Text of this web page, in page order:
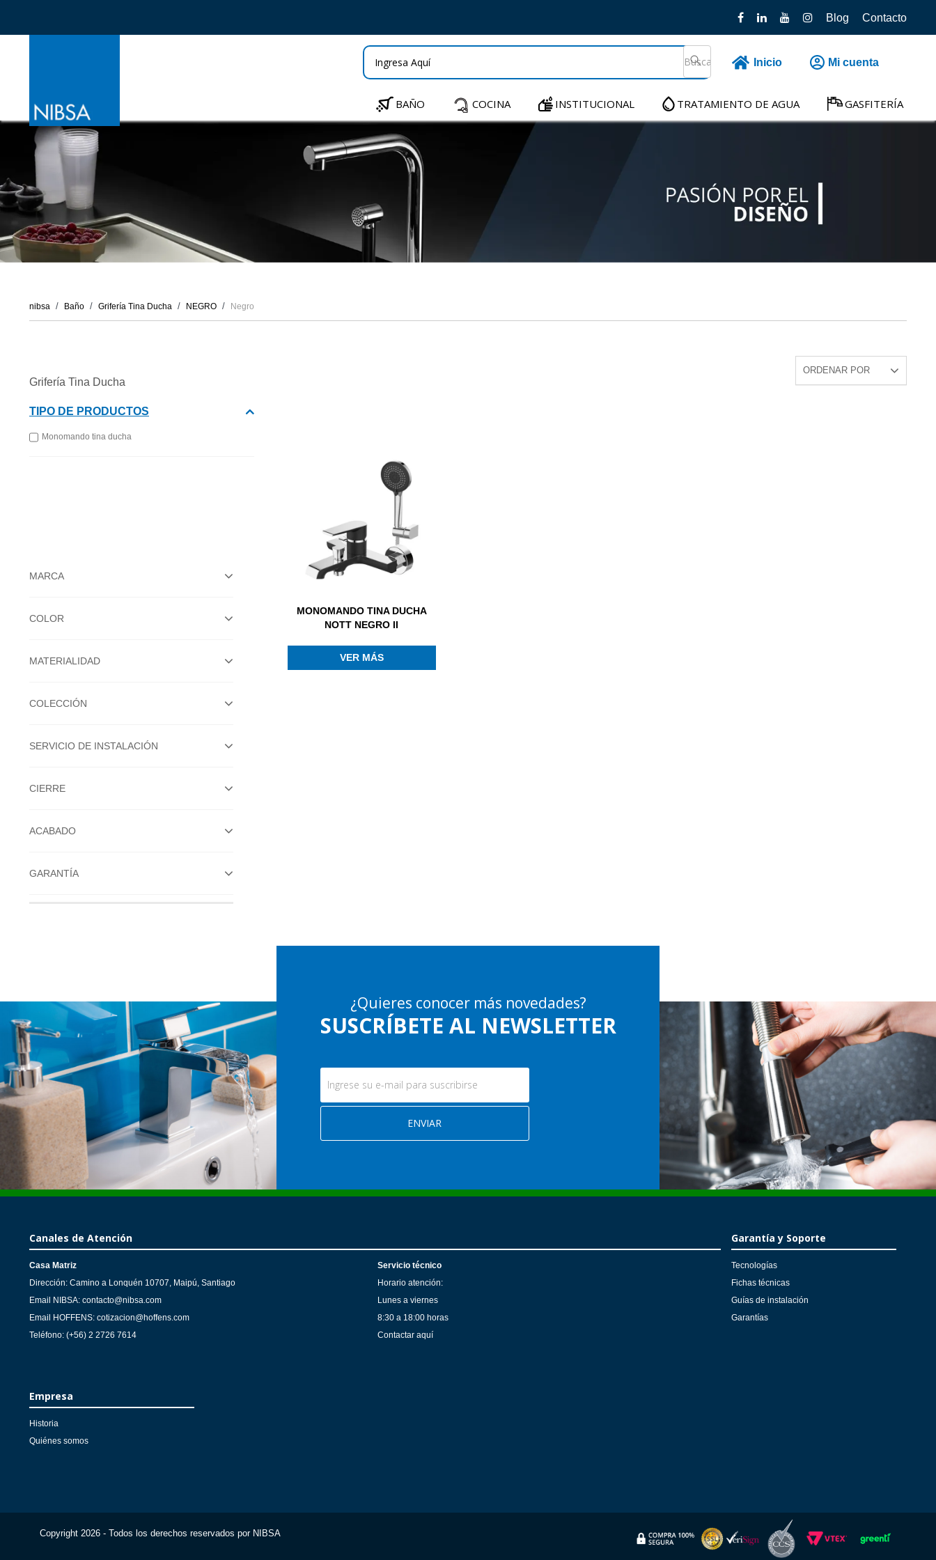
Blog Contacto
Inicio Mi cuenta
BAÑO COCINA INSTITUCIONAL TRATAMIENTO DE AGUA GASFITERÍA
nibsa Baño Grifería Tina Ducha NEGRO Negro
Grifería Tina Ducha
MARCA
COLOR
MATERIALIDAD
TIPO DE PRODUCTOS
Monomando tina ducha
COLECCIÓN
SERVICIO DE INSTALACIÓN
CIERRE
ACABADO
GARANTÍA
MONOMANDO TINA DUCHA
NOTT NEGRO II
VER MÁS
¿Quieres conocer más novedades?
SUSCRÍBETE AL NEWSLETTER
Canales de Atención
Casa Matriz
Dirección: Camino a Lonquén 10707, Maipú, Santiago
Email NIBSA: contacto@nibsa.com
Email HOFFENS: cotizacion@hoffens.com
Teléfono: (+56) 2 2726 7614
Servicio técnico
Horario atención:
Lunes a viernes
8:30 a 18:00 horas
Contactar aquí
Garantía y Soporte
Tecnologías
Fichas técnicas
Guías de instalación
Garantías
Empresa
Historia
Quiénes somos
Copyright 2026 - Todos los derechos reservados por NIBSA